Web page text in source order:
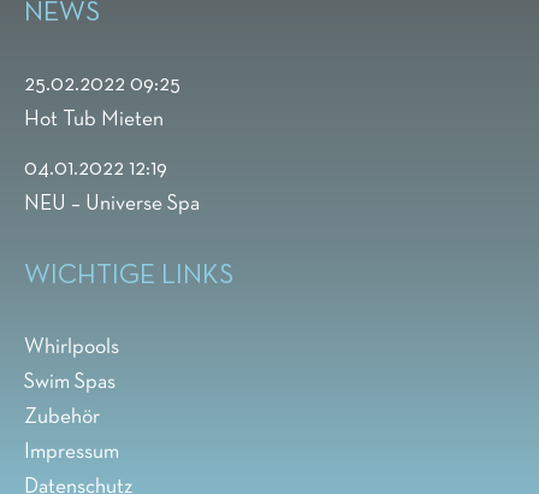
NEWS
25.02.2022 09:25
Hot Tub Mieten
04.01.2022 12:19
NEU – Universe Spa
WICHTIGE LINKS
Whirlpools
Swim Spas
Zubehör
Impressum
Datenschutz